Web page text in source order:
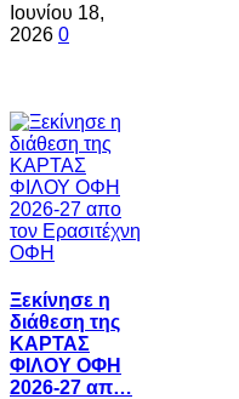
Ιουνίου 18,
2026 0
Ξεκίνησε η
διάθεση της
ΚΑΡΤΑΣ
ΦΙΛΟΥ ΟΦΗ
2026-27 απ…